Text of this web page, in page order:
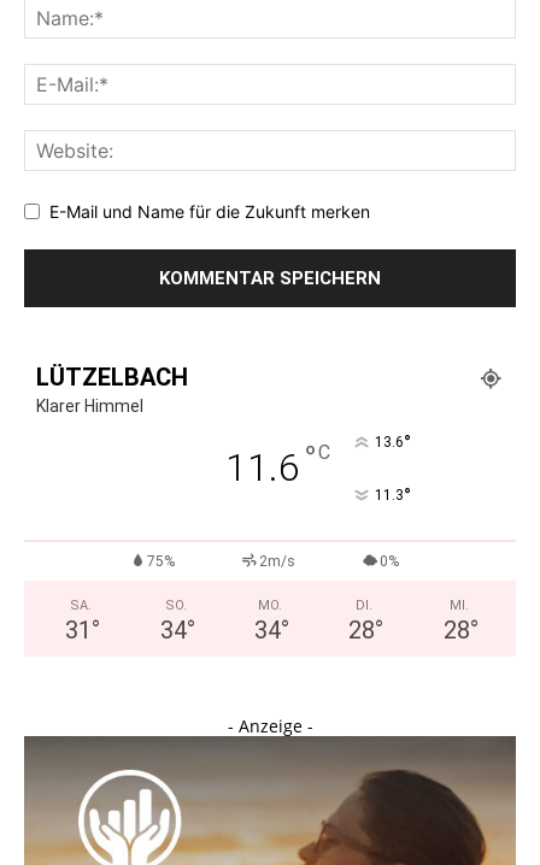
E-Mail und Name für die Zukunft merken
LÜTZELBACH
Klarer Himmel
11.6 °C 13.6°
11.3°
75% 2m/s 0%
SA.
31 °
SO.
34°
MO.
34°
DI.
28°
MI.
28°
- Anzeige -